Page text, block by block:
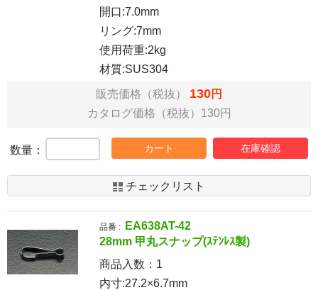
開口:7.0mm
リング:7mm
使用荷重:2kg
材質:SUS304
販売価格（税抜） 130円
カタログ価格（税抜）130円
数量： カート 在庫確認
チェックリスト
品番 :
EA638AT-42
28mm 甲丸スナップ(ｽﾃﾝﾚｽ製)
商品入数： 1
内寸:27.2×6.7mm